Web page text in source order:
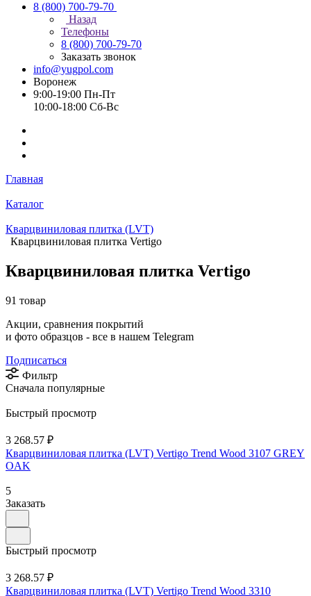
8 (800) 700-79-70
Назад
Телефоны
8 (800) 700-79-70
Заказать звонок
info@yugpol.com
Воронеж
9:00-19:00 Пн-Пт
10:00-18:00 Cб-Вс
Главная
Каталог
Кварцвиниловая плитка (LVT)
Кварцвиниловая плитка Vertigo
Кварцвиниловая плитка Vertigo
91 товар
Акции, сравнения покрытий
и фото образцов - все в нашем Telegram
Подписаться
Фильтр
Сначала популярные
Быстрый просмотр
3 268.57 ₽
Кварцвиниловая плитка (LVT) Vertigo Trend Wood 3107 GREY
OAK
5
Заказать
Быстрый просмотр
3 268.57 ₽
Кварцвиниловая плитка (LVT) Vertigo Trend Wood 3310